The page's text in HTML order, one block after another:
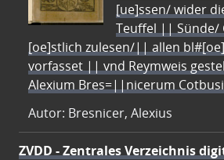
[ue]ssen/ wider
Teuffel || Sünde/
[oe]stlich zulesen/|| allen
vorfasset || vnd Reymweis
Alexium Bres=||nicerum
Autor: Bresnicer, Alexius
ZVDD - Zentrales Verzeichnis